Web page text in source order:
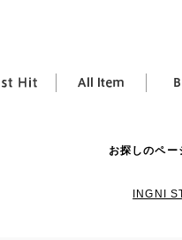
お探しのペ
INGNI